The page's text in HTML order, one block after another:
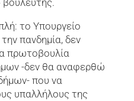
το Υπουργείο
πανδημία, δεν
πρωτοβουλία
-δεν θα αναφερθώ
που να
υπαλλήλους της